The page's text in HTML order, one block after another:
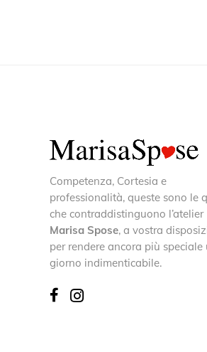
Competenza, Cortesia e
professionalità, queste sono le
che contraddistinguono l’atelier
Marisa Spose, a vostra
per rendere ancora più speciale
giorno indimenticabile.